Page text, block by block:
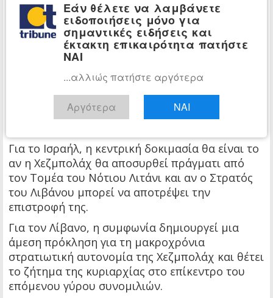
απέτυχαν να σταματήσουν πλήρως τη βία στο
μέτωπο Ισραήλ-Λιβάνου.
Το Ρόιτερς μετέδωσε ότι οι προηγούμενες
διευθετήσεις τον Απρίλιο και τον Μάιο δεν
συμπεριλαμβανομένων των ισραηλινών
πληγμάτων στον Λίβανο και των πυρών που
συνδέονται με τη Χεζμπολάχ σε ολόκληρη τη
Για το Ισραήλ, η κεντρική δοκιμασία θα είναι το
αν η Χεζμπολάχ θα αποσυρθεί πράγματι από
τον Τομέα του Νότιου Λιτάνι και αν ο Στρατός
του Λιβάνου μπορεί να αποτρέψει την
επιστροφή της.
Για τον Λίβανο, η συμφωνία δημιουργεί μια
άμεση πρόκληση για τη μακροχρόνια
στρατιωτική αυτονομία της Χεζμπολάχ και θέτει
το ζήτημα της κυριαρχίας στο επίκεντρο του
επόμενου γύρου συνομιλιών.
Εάν θέλετε να λαμβάνετε
ειδοποιήσεις μόνο για
σημαντικές ειδήσεις και
έκτακτη επικαιρότητα πατήστε
ΝΑΙ
...αλλιώς πατήστε αργότερα
Αργότερα ΝΑΙ